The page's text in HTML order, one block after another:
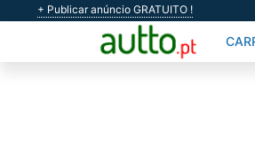
+ Publicar anúncio GRATUITO !